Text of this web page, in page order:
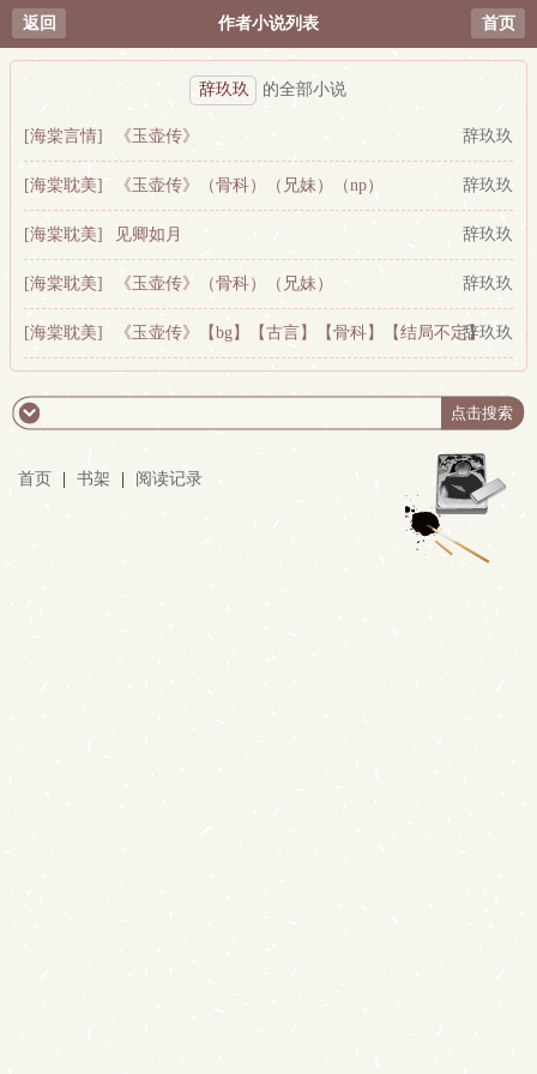
返回 作者小说列表 首页
辞玖玖 的全部小说
[海棠言情] 《玉壶传》 辞玖玖
[海棠耽美] 《玉壶传》（骨科）（兄妹）（np） 辞玖玖
[海棠耽美] 见卿如月 辞玖玖
[海棠耽美] 《玉壶传》（骨科）（兄妹） 辞玖玖
[海棠耽美] 《玉壶传》【bg】【古言】【骨科】【结局不定】辞玖玖
首页 书架 阅读记录